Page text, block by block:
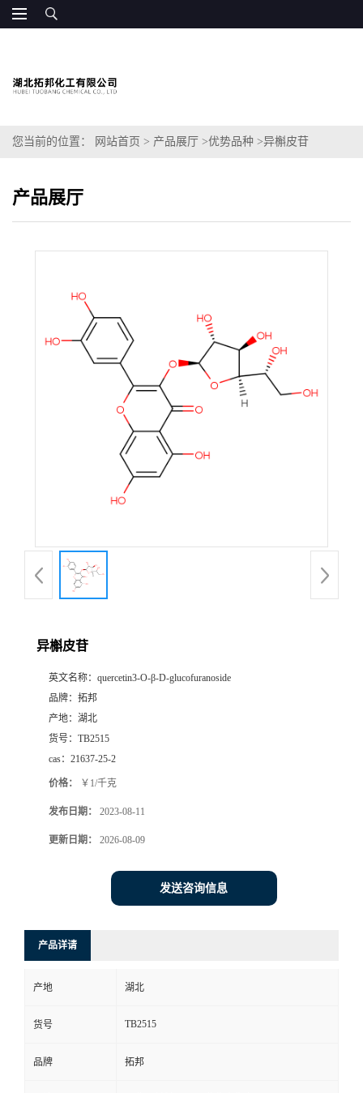
您当前的位置： 网站首页 > 产品展厅 >优势品种 >异槲皮苷
产品展厅
异槲皮苷
英文名称： quercetin3-O-β-D-glucofuranoside
品牌： 拓邦
产地： 湖北
货号： TB2515
cas： 21637-25-2
价格： ￥1/千克
发布日期： 2023-08-11
更新日期： 2026-08-09
发送咨询信息
产品详请
产地 湖北
货号 TB2515
品牌 拓邦